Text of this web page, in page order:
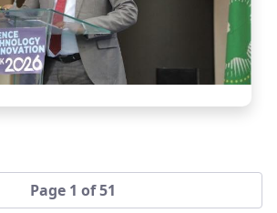
Page 1 of 51